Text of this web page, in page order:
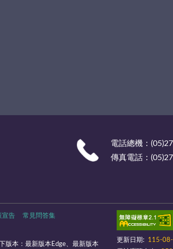
電話總機：
傳真電話：
宣告 常見問答集
版本：最新版本Edge、最新版本
更新日期:
115-